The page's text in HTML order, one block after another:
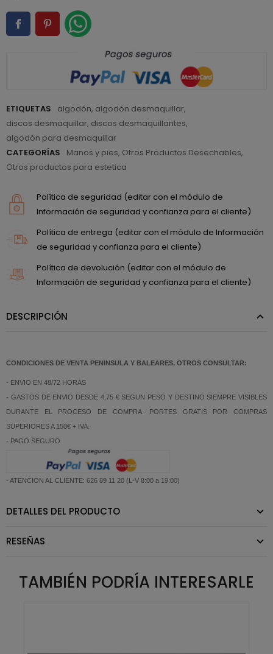
ETIQUETAS algodón, algodón desmaquillar,
discos desmaquillar, discos desmaquillantes,
algodón para desmaquillar
CATEGORÍAS
Manos y pies, Otros Productos Desechables,
Otros productos para estetica
Política de seguridad (editar con el módulo de
Información de seguridad y confianza para el cliente)
Política de entrega (editar con el módulo de Información
de seguridad y confianza para el cliente)
Política de devolución (editar con el módulo de
Información de seguridad y confianza para el cliente)
DESCRIPCIÓN
CONDICIONES DE VENTA PENINSULA Y BALEARES, OTROS CONSULTAR:
- ENVIO EN 48/72 HORAS
- GASTOS DE ENVIO DESDE 4,75 € SEGUN PESO Y DESTINO SIEMPRE VISIBLES
DURANTE EL PROCESO DE COMPRA. PORTES GRATIS POR COMPRAS
SUPERIORES A 150€ + IVA.
- PAGO SEGURO
- ATENCION AL CLIENTE: 626 89 11 20 (L-V 8:00 a 19:00)
DETALLES DEL PRODUCTO
RESEÑAS
TAMBIÉN PODRÍA INTERESARLE